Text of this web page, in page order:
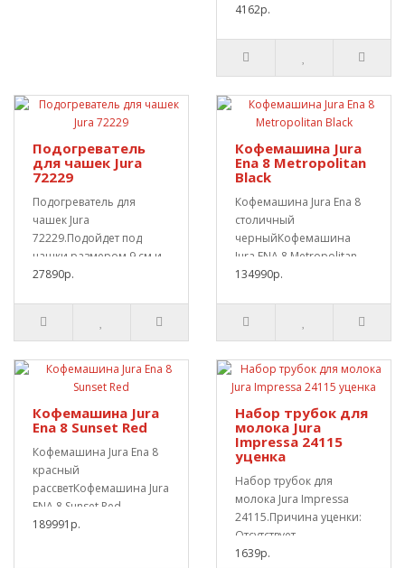
кофемашин: E8 (кроме
4162р.
Подогреватель
для чашек Jura
72229
Подогреватель для
чашек Jura
72229.Подойдет под
чашки размером 9 см и
высотой 11 см. 2
27890р.
Кофемашина Jura
Ena 8 Metropolitan
Black
Кофемашина Jura Ena 8
столичный
черныйКофемашина
Jura ENA 8 Metropolitan
Black - это компактная
134990р.
Кофемашина Jura
Ena 8 Sunset Red
Кофемашина Jura Ena 8
красный
рассветКофемашина Jura
ENA 8 Sunset Red
достаточно компактный
189991р.
Набор трубок для
молока Jura
Impressa 24115
уценка
Набор трубок для
молока Jura Impressa
24115.Причина уценки:
Отсутствует
коробка.Cовместим со
1639р.